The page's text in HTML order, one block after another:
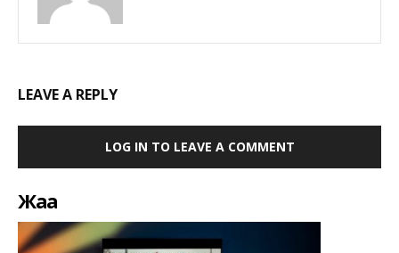
LEAVE A REPLY
LOG IN TO LEAVE A COMMENT
Жаңа